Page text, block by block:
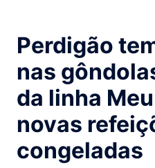
Perdigão
nas
da linha
novas
congeladas